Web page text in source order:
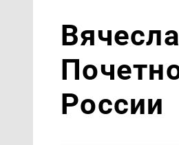
России